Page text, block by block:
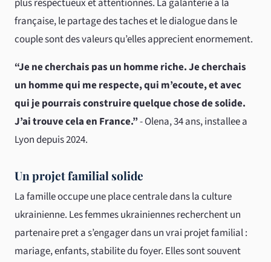
plus respectueux et attentionnes. La galanterie a la
française, le partage des taches et le dialogue dans le
couple sont des valeurs qu’elles apprecient enormement.
“Je ne cherchais pas un homme riche. Je cherchais
un homme qui me respecte, qui m’ecoute, et avec
qui je pourrais construire quelque chose de solide.
J’ai trouve cela en France.”- Olena, 34 ans, installee a
Lyon depuis 2024.
Un projet familial solide
La famille occupe une place centrale dans la culture
ukrainienne. Les femmes ukrainiennes recherchent un
partenaire pret a s’engager dans un vrai projet familial :
mariage, enfants, stabilite du foyer. Elles sont souvent